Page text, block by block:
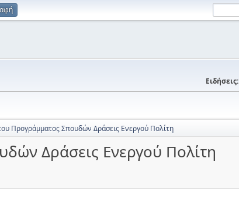
Ειδήσεις:
Προγράμματος Σπουδών Δράσεις Ενεργού Πολίτη
Δράσεις Ενεργού Πολίτη